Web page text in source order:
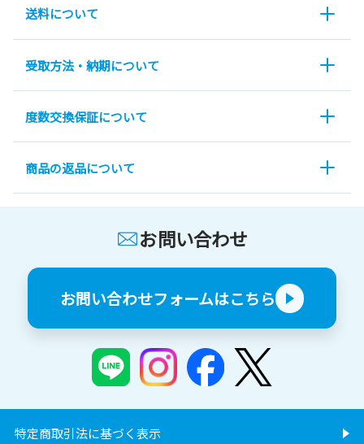
送料について
受取方法・納期について
度数交換保証について
商品の返品について
お問い合わせ
お問い合わせフォームはこちら
特定商取引法に基づく表示